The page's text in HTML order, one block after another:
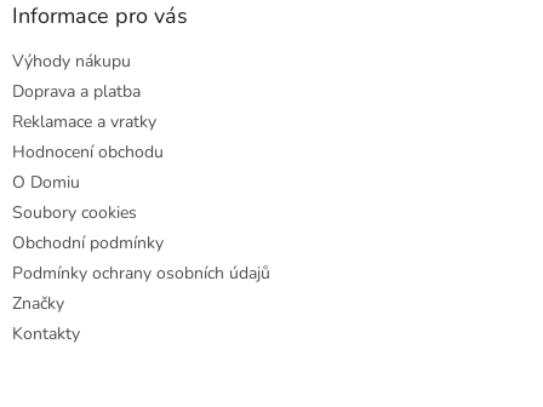
Informace pro vás
Výhody nákupu
Doprava a platba
Reklamace a vratky
Hodnocení obchodu
O Domiu
Soubory cookies
Obchodní podmínky
Podmínky ochrany osobních údajů
Značky
Kontakty